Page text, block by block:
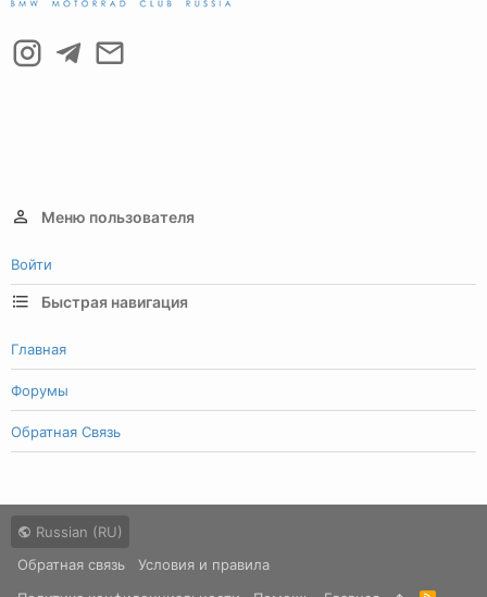
Меню пользователя
Войти
Быстрая навигация
Главная
Форумы
Обратная Связь
Russian (RU)
Обратная связь
Условия и правила